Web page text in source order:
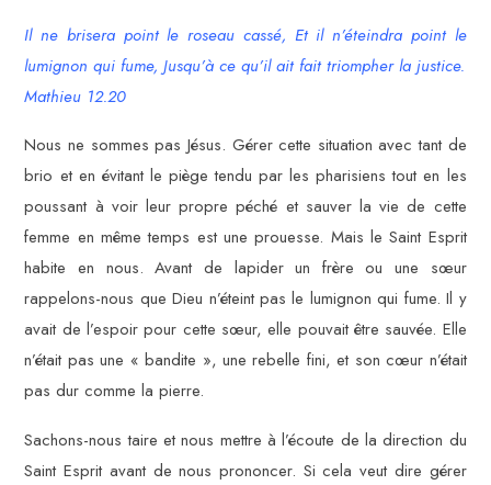
Il ne brisera point le roseau cassé, Et il n’éteindra point le
lumignon qui fume, Jusqu’à ce qu’il ait fait triompher la justice.
Mathieu 12.20
Nous ne sommes pas Jésus. Gérer cette situation avec tant de
brio et en évitant le piège tendu par les pharisiens tout en les
poussant à voir leur propre péché et sauver la vie de cette
femme en même temps est une prouesse. Mais le Saint Esprit
habite en nous. Avant de lapider un frère ou une sœur
rappelons-nous que Dieu n’éteint pas le lumignon qui fume. Il y
avait de l’espoir pour cette sœur, elle pouvait être sauvée. Elle
n’était pas une « bandite », une rebelle fini, et son cœur n’était
pas dur comme la pierre.
Sachons-nous taire et nous mettre à l’écoute de la direction du
Saint Esprit avant de nous prononcer. Si cela veut dire gérer